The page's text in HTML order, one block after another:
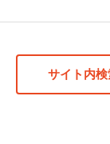
サイト内検